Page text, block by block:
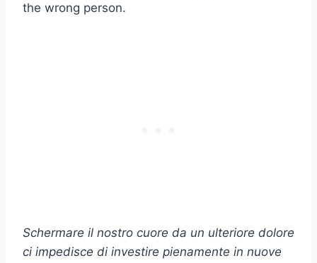
the wrong person.
Schermare il nostro cuore da un ulteriore dolore
ci impedisce di investire pienamente in nuove